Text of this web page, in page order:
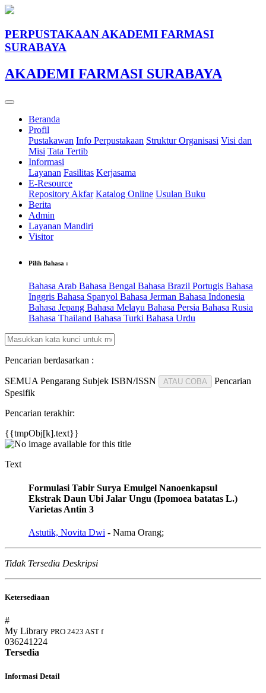
PERPUSTAKAAN AKADEMI FARMASI
SURABAYA
AKADEMI FARMASI SURABAYA
Beranda
Profil
Pustakawan Info Perpustakaan Struktur Organisasi Visi dan
Misi Tata Tertib
Informasi
Layanan Fasilitas Kerjasama
E-Resource
Repository Akfar Katalog Online Usulan Buku
Berita
Admin
Layanan Mandiri
Visitor
Pilih Bahasa :
Bahasa Arab Bahasa Bengal Bahasa Brazil Portugis Bahasa
Inggris Bahasa Spanyol Bahasa Jerman Bahasa Indonesia
Bahasa Jepang Bahasa Melayu Bahasa Persia Bahasa Rusia
Bahasa Thailand Bahasa Turki Bahasa Urdu
Pencarian berdasarkan :
SEMUA Pengarang Subjek ISBN/ISSN ATAU COBA
Pencarian
Spesifik
Pencarian terakhir:
{{tmpObj[k].text}}
Text
Formulasi Tabir Surya Emulgel Nanoenkapsul
Ekstrak Daun Ubi Jalar Ungu (Ipomoea batatas L.)
Varietas Antin 3
Astutik, Novita Dwi - Nama Orang;
Tidak Tersedia Deskripsi
Ketersediaan
#
My Library PRO 2423 AST f
036241224
Tersedia
Informasi Detail